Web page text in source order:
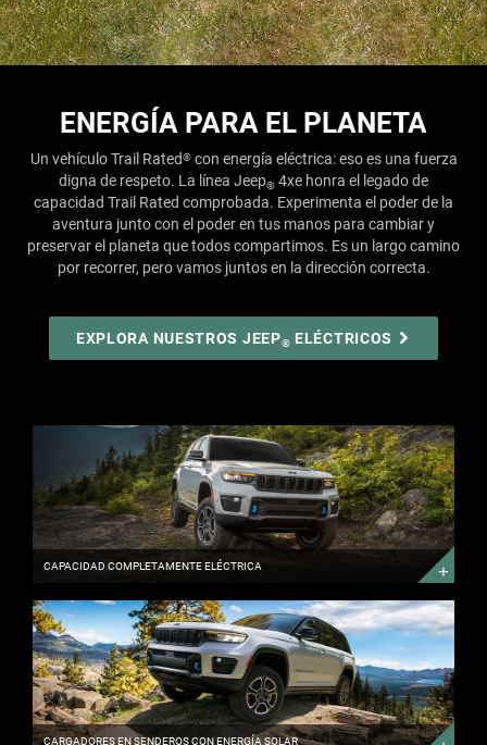
ENERGÍA PARA EL PLANETA
Un vehículo Trail Rated®con energía eléctrica: eso es una fuerza
digna de respeto. La línea Jeep® 4xe honra el legado de
capacidad Trail Rated comprobada. Experimenta el poder de la
aventura junto con el poder en tus manos para cambiar y
preservar el planeta que todos compartimos. Es un largo camino
por recorrer, pero vamos juntos en la dirección correcta.
EXPLORA NUESTROS JEEP® ELÉCTRICOS
CAPACIDAD
COMPLETAMENTE
ELÉCTRICA
DESCUBRA
MÁS
CAPACIDAD COMPLETAMENTE ELÉCTRICA
CARGADORES
EN
SENDEROS
CON
ENERGÍA
SOLAR
CORRE
SALVAJE
EN
CARGADORES EN SENDEROS CON ENERGÍA SOLAR